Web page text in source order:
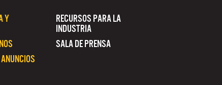
RECURSOS PARA LA
INDUSTRIA
SALA DE PRENSA
Y